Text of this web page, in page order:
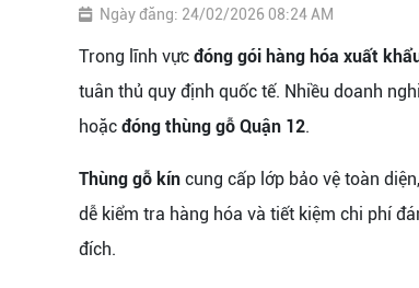
Ngày đăng: 24/02/2026 08:24 AM
Trong lĩnh vực đóng gói hàng hóa xuất
tuân thủ quy định quốc tế. Nhiều doanh
hoặc đóng thùng gỗ Quận 12.
Thùng gỗ kín cung cấp lớp bảo vệ toàn
dễ kiểm tra hàng hóa và tiết kiệm chi phí
đích.